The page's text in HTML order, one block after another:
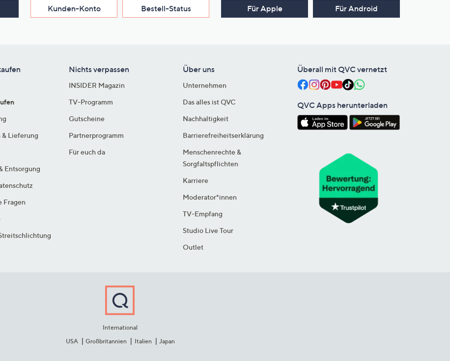
Kunden-Konto Bestell-Status Für Apple Für Android
& Lieferung
Entsorgung
Fragen
Nichts verpassen
INSIDER Magazin
TV-Programm
Gutscheine
Partnerprogramm
Für euch da
Über uns
Unternehmen
Das alles ist QVC
Nachhaltigkeit
Barrierefreiheitserklärung
Menschenrechte &
Sorgfaltspflichten
Karriere
Moderator*innen
TV-Empfang
Studio Live Tour
Outlet
Überall mit QVC vernetzt
QVC Apps herunterladen
International
USA
Großbritannien Italien Japan